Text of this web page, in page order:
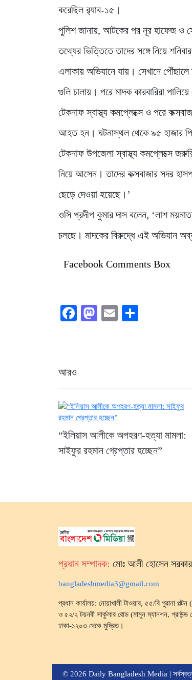
করেছিল র‌্যাব-১৫।
পুলিশ জানায়, আটকের পর নূর হাফেজ ও
তথ্যের ভিত্তিতে তাদের সঙ্গে নিয়ে
এলাকায় অভিযানে যায়। সেখানে পৌঁছালে
গুলি চালায়। পরে মাদক কারবারিরা
টেকনাফ স্বাস্থ্য কমপ্লেক্সে ও পরে
আহত হন। ঘটনাস্থল থেকে ৯৫ হাজার পিস
টেকনাফ উপজেলা স্বাস্থ্য কমপ্লেক্সে
নিয়ে আসেন। তাদের কক্সবাজার সদর
ছেড়ে দেওয়া হয়েছে।’
ওসি প্রদীপ কুমার দাস বলেন, ‘লাশ
চলছে। মাদকের বিরুদ্ধে এই অভিযান
Facebook Comments Box
Facebook
Mastodon
Email
আরও
“ইলিয়াস আলীকে অপহরণ-হত্যা মামলা:
সাইফুর রহমান গ্রেপ্তার হচ্ছেন”
প্রধান সম্পাদক: মোঃ আলী হোসেন সরকার
bangladeshmedia3@gmail.com
প্রধান কার্যালয়: নোয়াখালী টাওয়ার, ৫৫/বি পুরানা
ও ৫২/২ টয়নবী সার্কুলার রোড (মামুন ম্যানশন, গ্রাউন্ড
ঢাকা-১২০৩ থেকে মুদ্রিত।
© 2026 Daily Bangladesh Media | সর্বস্বত্ব